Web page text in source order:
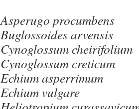
Asperugo procumbens
Buglossoides arvensis
Cynoglossum cheirifolium
Cynoglossum creticum
Echium asperrimum
Echium vulgare